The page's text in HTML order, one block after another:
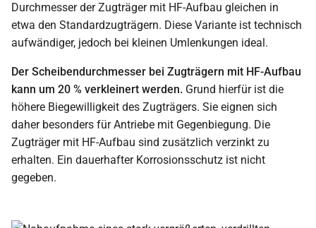
Durchmesser der Zugträger mit HF-Aufbau gleichen in
etwa den Standardzugträgern. Diese Variante ist technisch
aufwändiger, jedoch bei kleinen Umlenkungen ideal.
Der Scheibendurchmesser bei Zugträgern mit HF-Aufbau
kann um 20 % verkleinert werden. Grund hierfür ist die
höhere Biegewilligkeit des Zugträgers. Sie eignen sich
daher besonders für Antriebe mit Gegenbiegung. Die
Zugträger mit HF-Aufbau sind zusätzlich verzinkt zu
erhalten. Ein dauerhafter Korrosionsschutz ist nicht
gegeben.